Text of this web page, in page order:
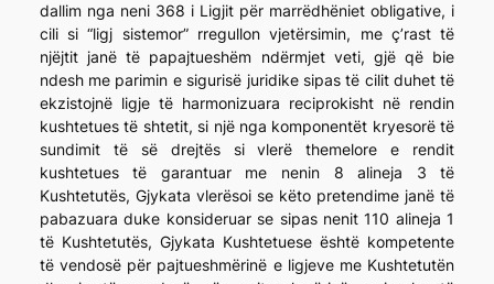
dallim nga neni 368 i Ligjit për marrëdhëniet obligative, i
cili si “ligj sistemor” rregullon vjetërsimin, me ç’rast të
njëjtit janë të papajtueshëm ndërmjet veti, gjë që bie
ndesh me parimin e sigurisë juridike sipas të cilit duhet të
ekzistojnë ligje të harmonizuara reciprokisht në rendin
kushtetues të shtetit, si një nga komponentët kryesorë të
sundimit të së drejtës si vlerë themelore e rendit
kushtetues të garantuar me nenin 8 alineja 3 të
Kushtetutës, Gjykata vlerësoi se këto pretendime janë të
pabazuara duke konsideruar se sipas nenit 110 alineja 1
të Kushtetutës, Gjykata Kushtetuese është kompetente
të vendosë për pajtueshmërinë e ligjeve me Kushtetutën